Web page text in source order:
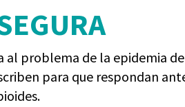
al problema de la epidemia
para que respondan